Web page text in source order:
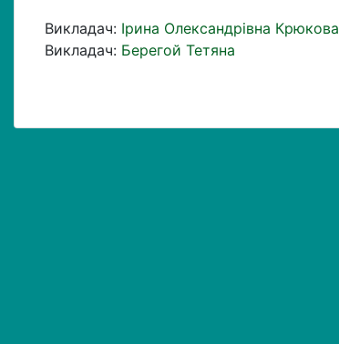
Викладач: Ірина Олександрівна Крюкова
Викладач: Берегой Тетяна